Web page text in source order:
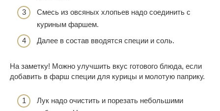
Смесь из овсяных хлопьев надо соединить с
куриным фаршем.
Далее в состав вводятся специи и соль.
На заметку! Можно улучшить вкус готового блюда, если
добавить в фарш специи для курицы и молотую паприку.
Лук надо очистить и порезать небольшими